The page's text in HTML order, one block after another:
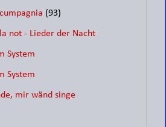
(93)
not - Lieder der Nacht
System
System
mir wänd singe